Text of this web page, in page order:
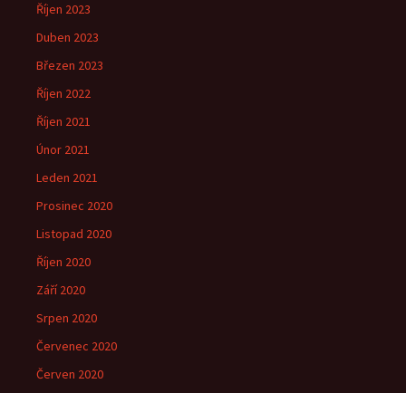
Říjen 2023
Duben 2023
Březen 2023
Říjen 2022
Říjen 2021
Únor 2021
Leden 2021
Prosinec 2020
Listopad 2020
Říjen 2020
Září 2020
Srpen 2020
Červenec 2020
Červen 2020